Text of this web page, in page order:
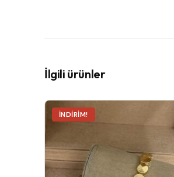
İlgili ürünler
İNDIRIM!